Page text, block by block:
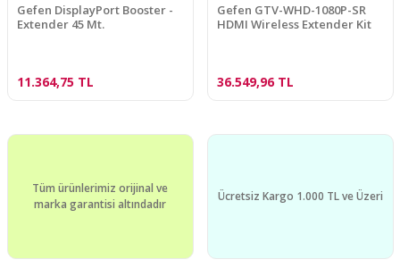
Gefen DisplayPort Booster -
Extender 45 Mt.
11.364,75 TL
Gefen GTV-WHD-1080P-SR
HDMI Wireless Extender Kit
36.549,96 TL
Tüm ürünlerimiz orijinal ve
marka garantisi altındadır
Ücretsiz Kargo 1.000 TL ve Üzeri